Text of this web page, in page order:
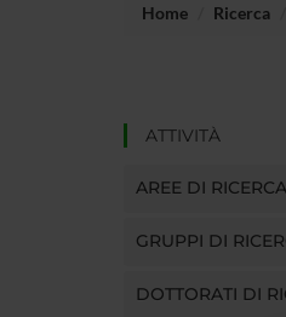
Home Ricerca
ATTIVITÀ
AREE DI RICERCA
GRUPPI DI
DOTTORATI DI